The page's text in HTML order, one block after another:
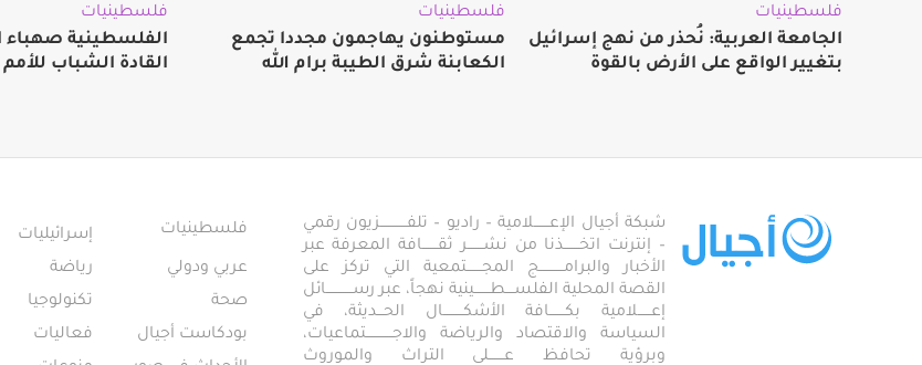
فلسطينيات
الجامعة العربية: نُحذر من نهج إسرائيل
بتغيير الواقع على الأرض بالقوة
فلسطينيات
مستوطنون يهاجمون مجددا تجمع
الكعابنة شرق الطيبة برام الله
فلسطينيات
الفلسطينية
القادة الشباب
شبكة أجيال الإعـــــــلامية – راديو – تلفــــــــــــزيون رقمي
– إنترنت اتخـــــــذنا من نشـــــــر ثقـــــــافة المعرفة عبر
الأخبار والبرامـــــــــــج المجـــــــتمعية التي تركز على
القصة المحلية الفلســــطـــــــينية نهجاً، عبر رســــــــــــائل
إعــــــلامية بكـــــــافة الأشكـــــــــال الحـــديثة، في
السياسة والاقتصاد والرياضة والاجــــــــــــتماعيات،
وبرؤية تحافظ عـــــــلى التراث والموروث
فلسطينيات
إسرائيليات
عربي ودولي
رياضة
صحة
تكنولوجيا
بودكاست أجيال
فعاليات